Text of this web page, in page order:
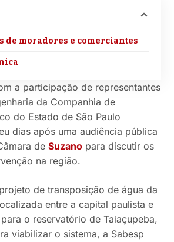
de moradores e comerciantes
a participação de representantes
da Companhia de
do Estado de São Paulo
dias após uma audiência pública
deSuzano para discutir os
na região.
de transposição de água da
entre a capital paulista e
o reservatório de Taiaçupeba,
viabilizar o sistema, a Sabesp